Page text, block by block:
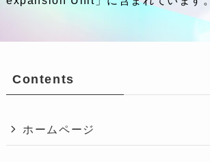
Contents
ホームページ